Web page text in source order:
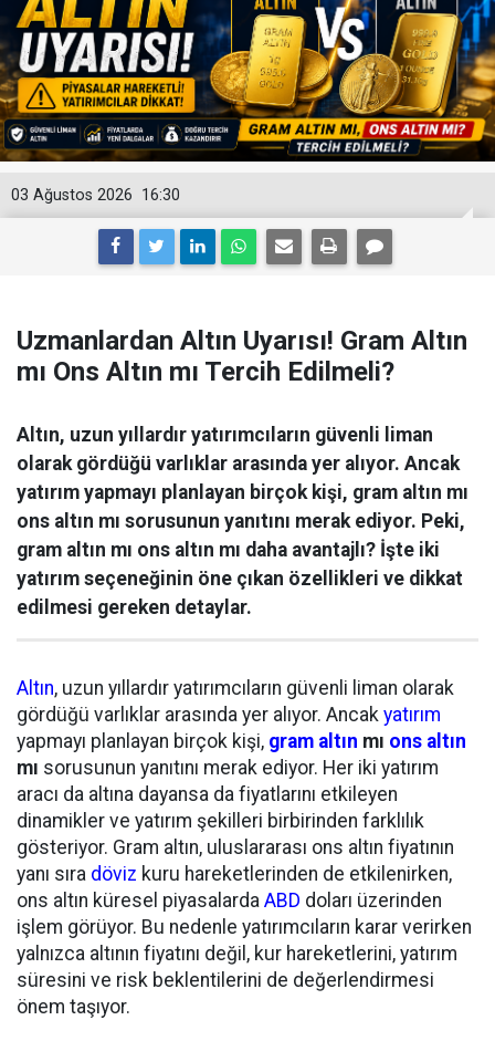
16:30
03 Ağustos 2026
Uzmanlardan Altın Uyarısı! Gram Altın
mı Ons Altın mı Tercih Edilmeli?
Altın, uzun yıllardır yatırımcıların güvenli liman
olarak gördüğü varlıklar arasında yer alıyor. Ancak
yatırım yapmayı planlayan birçok kişi, gram altın mı
ons altın mı sorusunun yanıtını merak ediyor. Peki,
gram altın mı ons altın mı daha avantajlı? İşte iki
yatırım seçeneğinin öne çıkan özellikleri ve dikkat
edilmesi gereken detaylar.
Altın, uzun yıllardır yatırımcıların güvenli liman olarak
gördüğü varlıklar arasında yer alıyor. Ancak yatırım
yapmayı planlayan birçok kişi, gram altın mı ons altın
mı sorusunun yanıtını merak ediyor. Her iki yatırım
aracı da altına dayansa da fiyatlarını etkileyen
dinamikler ve yatırım şekilleri birbirinden farklılık
gösteriyor. Gram altın, uluslararası ons altın fiyatının
yanı sıra döviz kuru hareketlerinden de etkilenirken,
ons altın küresel piyasalarda ABD doları üzerinden
işlem görüyor. Bu nedenle yatırımcıların karar verirken
yalnızca altının fiyatını değil, kur hareketlerini, yatırım
süresini ve risk beklentilerini de değerlendirmesi
önem taşıyor.